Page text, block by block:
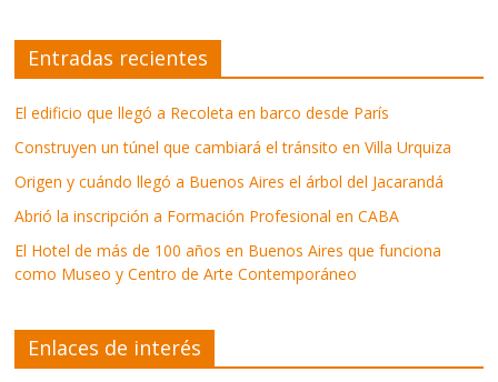
Entradas recientes
El edificio que llegó a Recoleta en barco desde París
Construyen un túnel que cambiará el tránsito en Villa Urquiza
Origen y cuándo llegó a Buenos Aires el árbol del Jacarandá
Abrió la inscripción a Formación Profesional en CABA
El Hotel de más de 100 años en Buenos Aires que funciona
como Museo y Centro de Arte Contemporáneo
Enlaces de interés